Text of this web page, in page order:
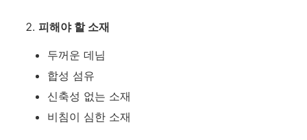
피해야 할 소재
두꺼운 데님
합성 섬유
신축성 없는 소재
비침이 심한 소재